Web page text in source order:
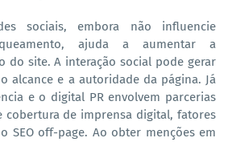
sociais, embora não influencie
ajuda a aumentar a
do site. A interação social pode gerar
alcance e a autoridade da página. Já
e o digital PR envolvem parcerias
cobertura de imprensa digital, fatores
SEO off-page. Ao obter menções em